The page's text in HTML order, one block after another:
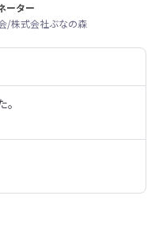
ーター
/株式会社ぶなの森